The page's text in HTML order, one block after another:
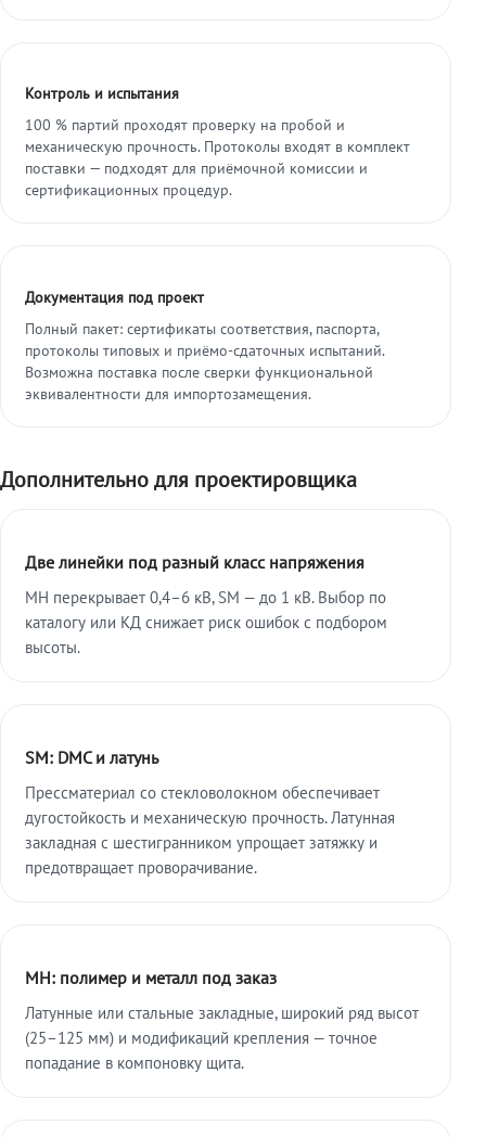
Контроль и испытания
100 % партий проходят проверку на пробой и
механическую прочность. Протоколы входят в комплект
поставки — подходят для приёмочной комиссии и
сертификационных процедур.
Документация под проект
Полный пакет: сертификаты соответствия, паспорта,
протоколы типовых и приёмо-сдаточных испытаний.
Возможна поставка после сверки функциональной
эквивалентности для импортозамещения.
Дополнительно для проектировщика
Две линейки под разный класс напряжения
МН перекрывает 0,4–6 кВ, SM — до 1 кВ. Выбор по
каталогу или КД снижает риск ошибок с подбором
высоты.
SM: DMC и латунь
Прессматериал со стекловолокном обеспечивает
дугостойкость и механическую прочность. Латунная
закладная с шестигранником упрощает затяжку и
предотвращает проворачивание.
МН: полимер и металл под заказ
Латунные или стальные закладные, широкий ряд высот
(25–125 мм) и модификаций крепления — точное
попадание в компоновку щита.